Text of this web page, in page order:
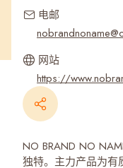
电邮
网站
https://
NO BRAND NO
独特。主力产品为有